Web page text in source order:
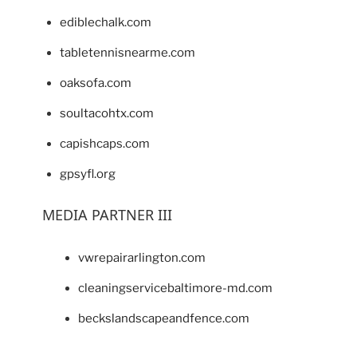
ediblechalk.com
tabletennisnearme.com
oaksofa.com
soultacohtx.com
capishcaps.com
gpsyfl.org
MEDIA PARTNER III
vwrepairarlington.com
cleaningservicebaltimore-md.com
beckslandscapeandfence.com